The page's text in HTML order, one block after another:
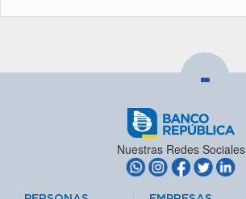
-
Nuestras Redes Sociales